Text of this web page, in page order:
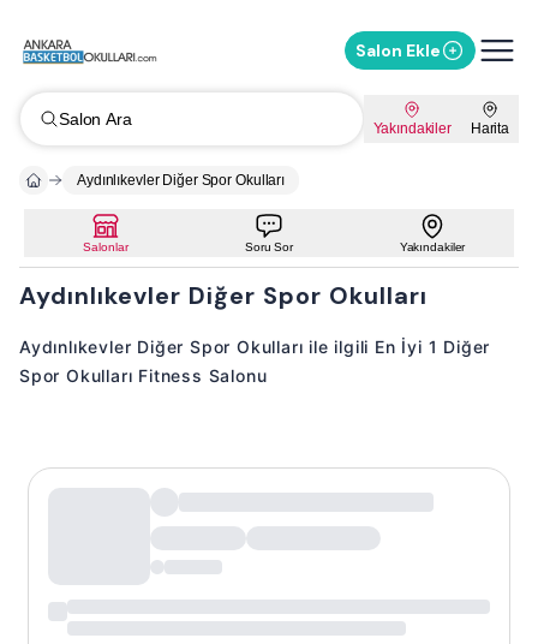
Salon Ekle
Salon Ara Yakındakiler Harita
Aydınlıkevler Diğer Spor Okulları
Salonlar Soru Sor Yakındakiler
Aydınlıkevler Diğer Spor Okulları
Aydınlıkevler Diğer Spor Okulları ile ilgili En İyi 1 Diğer
Spor Okulları Fitness Salonu